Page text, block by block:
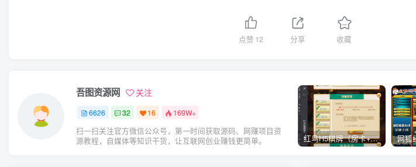
点赞 12 分享 收藏
吾图资源网 关注
6626 32 16 169W+
扫一扫关注官方微信公众号，第一时间获取源码、网赚项目资
源教程，自媒体等知识干货，让互联网创业赚钱更简单。
红鸟H5棋牌（房卡+金币）全套双模式游戏源码